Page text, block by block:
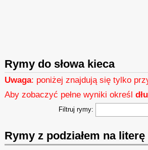
Rymy do słowa kieca
Uwaga: poniżej znajdują się tylko
Aby zobaczyć pełne wyniki określ
Filtruj rymy:
Rymy z podziałem na literę